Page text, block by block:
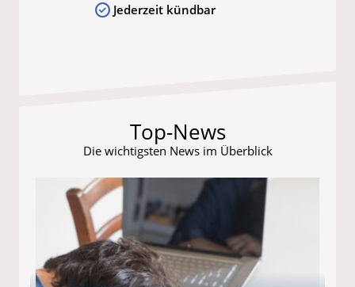
Jederzeit kündbar
Top-News
Die wichtigsten News im Überblick